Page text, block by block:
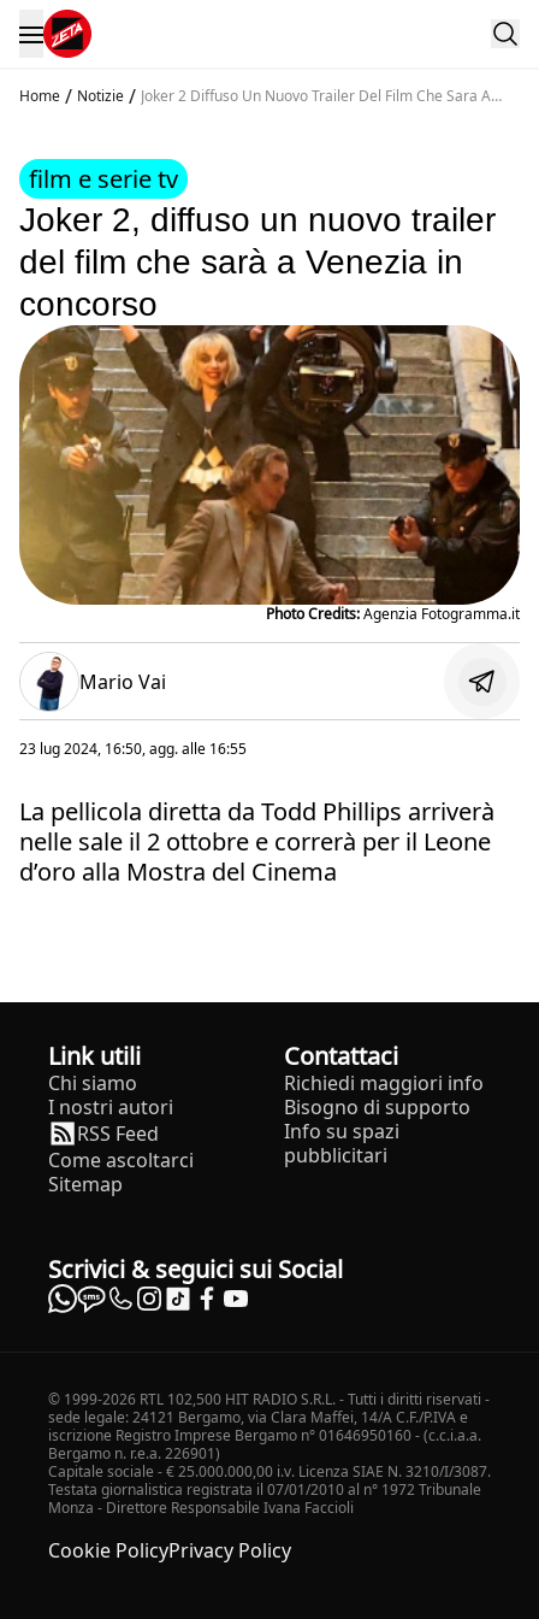
Home / Notizie / Joker 2 Diffuso Un Nuovo Trailer Del Film Che Sara A
film e serie tv
Joker 2, diffuso un nuovo trailer
del film che sarà a Venezia in
concorso
Photo Credits:Agenzia Fotogramma.it
Mario Vai
23 lug 2024, 16:50, agg. alle 16:55
La pellicola diretta da Todd Phillips arriverà
nelle sale il 2 ottobre e correrà per il Leone
d’oro alla Mostra del Cinema
Link utili
Chi siamo
I nostri autori
RSS Feed
Come ascoltarci
Sitemap
Contattaci
Richiedi maggiori info
Bisogno di supporto
Info su spazi
pubblicitari
Scrivici & seguici sui Social
© 1999-2026 RTL 102,500 HIT RADIO S.R.L. - Tutti i diritti riservati -
sede legale: 24121 Bergamo, via Clara Maffei, 14/A C.F./P.IVA e
iscrizione Registro Imprese Bergamo n° 01646950160 - (c.c.i.a.a.
Bergamo n. r.e.a. 226901)
Capitale sociale - € 25.000.000,00 i.v. Licenza SIAE N. 3210/I/3087.
Testata giornalistica registrata il 07/01/2010 al n° 1972 Tribunale
Monza - Direttore Responsabile Ivana Faccioli
Cookie PolicyPrivacy Policy